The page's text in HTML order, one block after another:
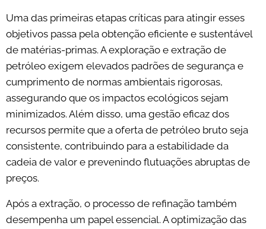
Uma das primeiras etapas críticas para atingir esses
objetivos passa pela obtenção eficiente e sustentável
de matérias-primas. A exploração e extração de
petróleo exigem elevados padrões de segurança e
cumprimento de normas ambientais rigorosas,
assegurando que os impactos ecológicos sejam
minimizados. Além disso, uma gestão eficaz dos
recursos permite que a oferta de petróleo bruto seja
consistente, contribuindo para a estabilidade da
cadeia de valor e prevenindo flutuações abruptas de
preços.
Após a extração, o processo de refinação também
desempenha um papel essencial. A optimização das